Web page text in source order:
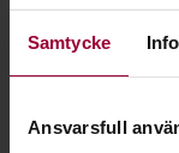
Samtycke
Ansvarsfull